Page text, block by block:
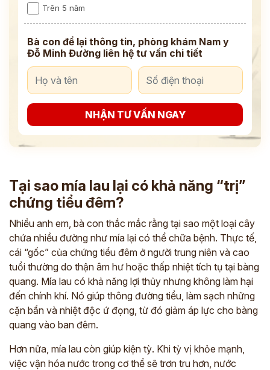
Trên 5 năm
Bà con để lại thông tin, phòng khám Nam y
Đỗ Minh Đường liên hệ tư vấn chi tiết
NHẬN TƯ VẤN NGAY
Tại sao mía lau lại có khả năng “trị”
chứng tiểu đêm?
Nhiều anh em, bà con thắc mắc rằng tại sao một loại cây
chứa nhiều đường như mía lại có thể chữa bệnh. Thực tế,
cái “gốc” của chứng tiểu đêm ở người trung niên và cao
tuổi thường do thận âm hư hoặc thấp nhiệt tích tụ tại bàng
quang. Mía lau có khả năng lợi thủy nhưng không làm hại
đến chính khí. Nó giúp thông đường tiểu, làm sạch những
cặn bẩn và nhiệt độc ứ đọng, từ đó giảm áp lực cho bàng
quang vào ban đêm.
Hơn nữa, mía lau còn giúp kiện tỳ. Khi tỳ vị khỏe mạnh,
việc vận hóa nước trong cơ thể sẽ trơn tru hơn, nước